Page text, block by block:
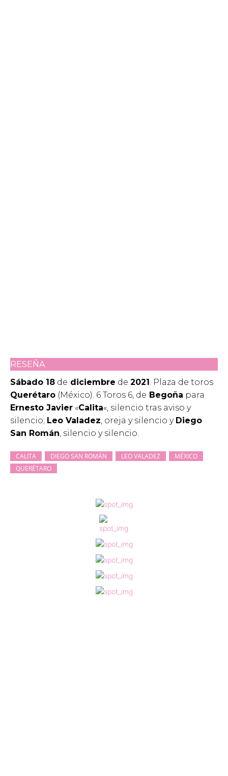
RESEÑA
Sábado 18 de diciembre de 2021 . Plaza de toros
Querétaro (México). 6 Toros 6, de Begoña para
Ernesto Javier «Calita«, silencio tras aviso y
silencio; Leo Valadez , oreja y silencio y Diego
San Román , silencio y silencio.
CALITA DIEGO SAN ROMÁN LEO VALADEZ
MÉXICO
QUERÉTARO